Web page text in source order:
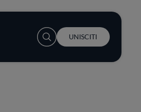
User account menu
UNISCITI